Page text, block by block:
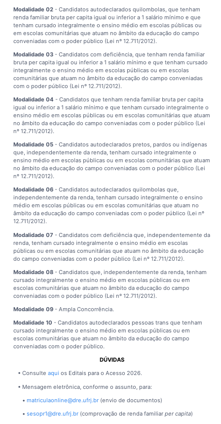
Modalidade 02 - Candidatos autodeclarados quilombolas, que tenham
renda familiar bruta per capita igual ou inferior a 1 salário mínimo e que
tenham cursado integralmente o ensino médio em escolas públicas ou
em escolas comunitárias que atuam no âmbito da educação do campo
conveniadas com o poder público (Lei nº 12.711/2012).
Modalidade 03 - Candidatos com deficiência, que tenham renda familiar
bruta per capita igual ou inferior a 1 salário mínimo e que tenham cursado
integralmente o ensino médio em escolas públicas ou em escolas
comunitárias que atuam no âmbito da educação do campo conveniadas
com o poder público (Lei nº 12.711/2012).
Modalidade 04 - Candidatos que tenham renda familiar bruta per capita
igual ou inferior a 1 salário mínimo e que tenham cursado integralmente o
ensino médio em escolas públicas ou em escolas comunitárias que atuam
no âmbito da educação do campo conveniadas com o poder público (Lei
nº 12.711/2012).
Modalidade 05 - Candidatos autodeclarados pretos, pardos ou indígenas
que, independentemente da renda, tenham cursado integralmente o
ensino médio em escolas públicas ou em escolas comunitárias que atuam
no âmbito da educação do campo conveniadas com o poder público (Lei
nº 12.711/2012).
Modalidade 06 - Candidatos autodeclarados quilombolas que,
independentemente da renda, tenham cursado integralmente o ensino
médio em escolas públicas ou em escolas comunitárias que atuam no
âmbito da educação do campo conveniadas com o poder público (Lei nº
12.711/2012).
Modalidade 07 - Candidatos com deficiência que, independentemente da
renda, tenham cursado integralmente o ensino médio em escolas
públicas ou em escolas comunitárias que atuam no âmbito da educação
do campo conveniadas com o poder público (Lei nº 12.711/2012).
Modalidade 08 - Candidatos que, independentemente da renda, tenham
cursado integralmente o ensino médio em escolas públicas ou em
escolas comunitárias que atuam no âmbito da educação do campo
conveniadas com o poder público (Lei nº 12.711/2012).
Modalidade 09 - Ampla Concorrência.
Modalidade 10 - Candidatos autodeclarados pessoas trans que tenham
cursado integralmente o ensino médio em escolas públicas ou em
escolas comunitárias que atuam no âmbito da educação do campo
conveniadas com o poder público.
DÚVIDAS
• Consulteaqui os Editais para o Acesso 2026.
• Mensagem eletrônica, conforme o assunto, para:
•matriculaonline@dre.ufrj.br (envio de documentos)
•sesopr1@dre.ufrj.br (comprovação de renda familiarper capita)